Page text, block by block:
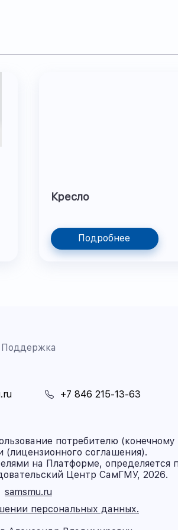
Кресло
Подробнее
Поддержка
+7 846 215-13-63
потребителю (конечному
(лицензионного соглашения).
на Платформе, определяется
Центр СамГМУ, 2026.
samsmu.ru
персональных данных.